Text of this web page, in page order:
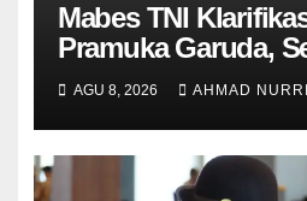
Mabes TNI
Pramuka Garuda,
Tetap Wajib Lewati
Tahapan
AGU 8, 2026 AHMAD